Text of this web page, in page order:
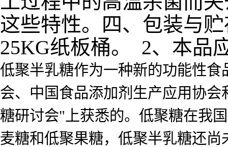
这些特性。
四、包装与
25KG纸板桶。
2、本品
低聚半乳糖作为一种新的功能性
会、中国食品添加剂生产应用协
糖研讨会"上获悉的。低聚糖在我
麦糖和低聚果糖，低聚半乳糖还尚